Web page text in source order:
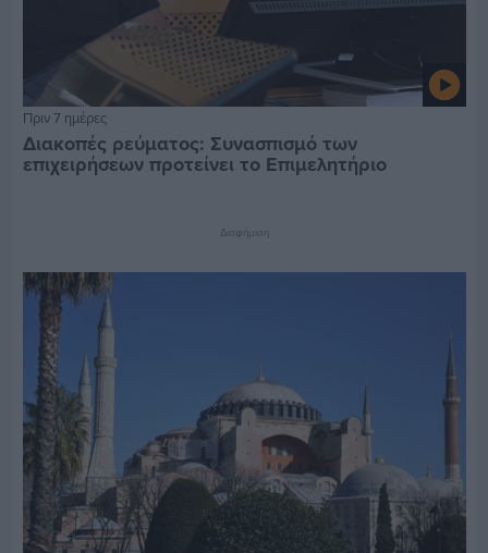
Πριν 7 ημέρες
Διακοπές ρεύματος: Συνασπισμό των
επιχειρήσεων προτείνει το Επιμελητήριο
Διαφήμιση